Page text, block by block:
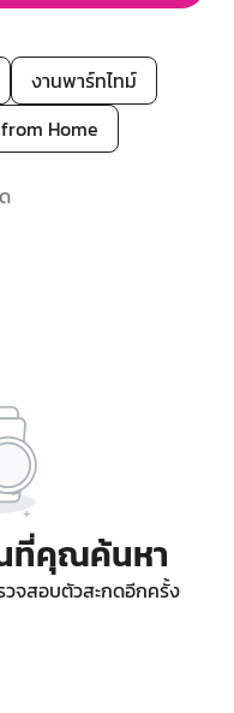
งานพาร์ทไทม์
Home
ที่คุณค้นหา
จสอบตัวสะกดอีกครั้ง